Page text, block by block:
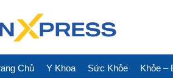
Chủ Y Khoa Sức Khỏe Khỏe –